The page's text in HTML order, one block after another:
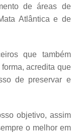
de áreas de
Atlântica e de
que também
acredita que
de preservar e
objetivo, assim
o melhor em